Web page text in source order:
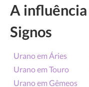
A
Signos
Urano em Áries
Urano em Touro
Urano em Gêmeos